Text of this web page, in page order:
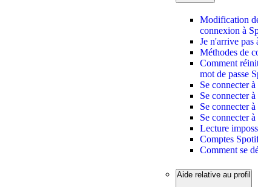
Modification
connexion à
Je n'arrive pas
Méthodes de
Comment
mot de passe
Se connecter
Se connecter
Se connecter
Se connecter
Lecture
Comptes
Comment se
Aide relative au profil